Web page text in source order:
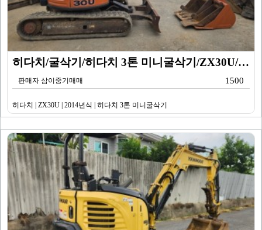
히다치/굴삭기/히다치 3톤 미니굴삭기/ZX30U/201…
판매자 삼이중기매매 1500
히다치 | ZX30U | 2014년식 | 히다치 3톤 미니굴삭기